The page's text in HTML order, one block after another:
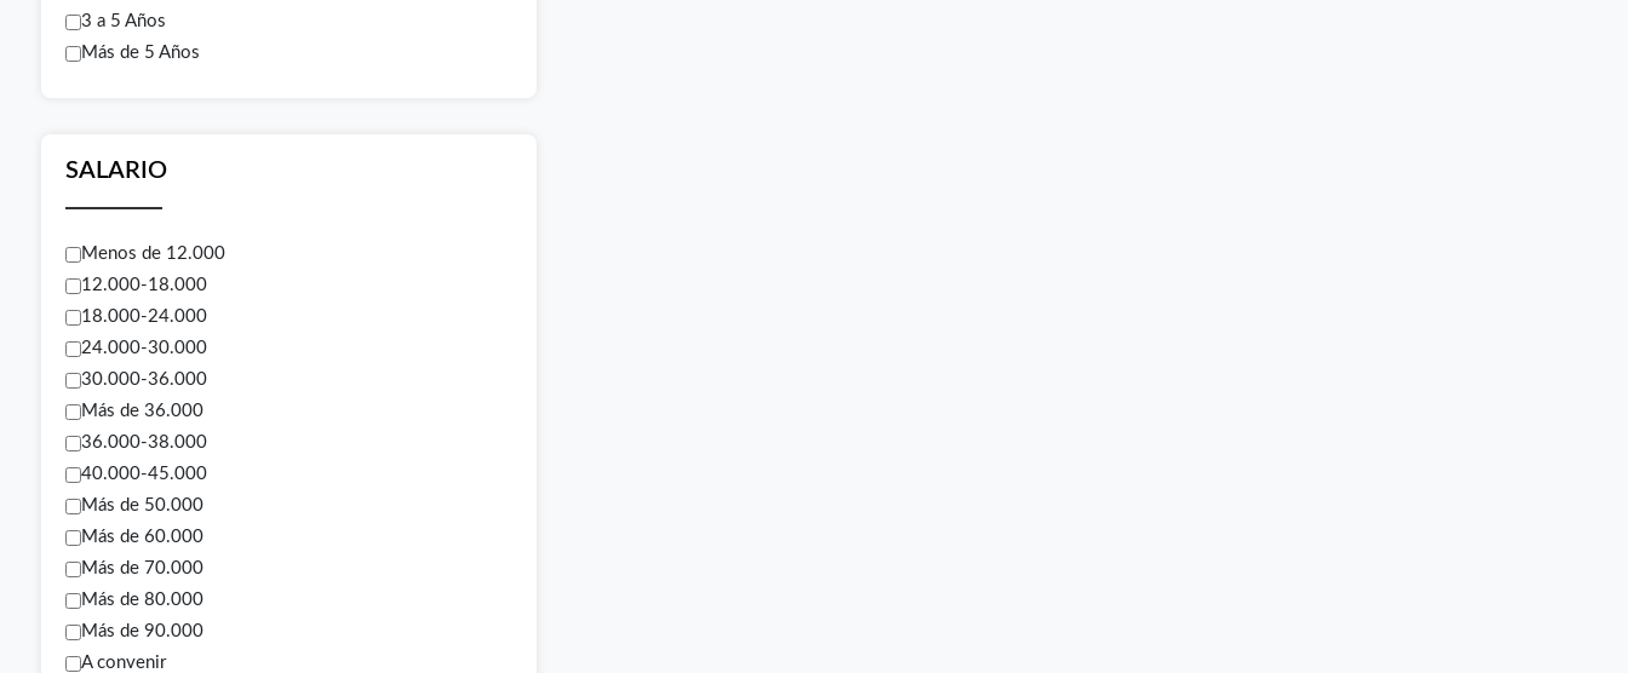
3 a 5 Años
Más de 5 Años
SALARIO
Menos de 12.000
12.000-18.000
18.000-24.000
24.000-30.000
30.000-36.000
Más de 36.000
36.000-38.000
40.000-45.000
Más de 50.000
Más de 60.000
Más de 70.000
Más de 80.000
Más de 90.000
A convenir